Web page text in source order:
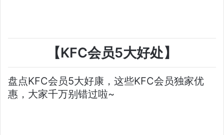
【KFC会员5大好处】
盘点KFC会员5大好康，这些KFC会员独家优
惠，大家千万别错过啦~